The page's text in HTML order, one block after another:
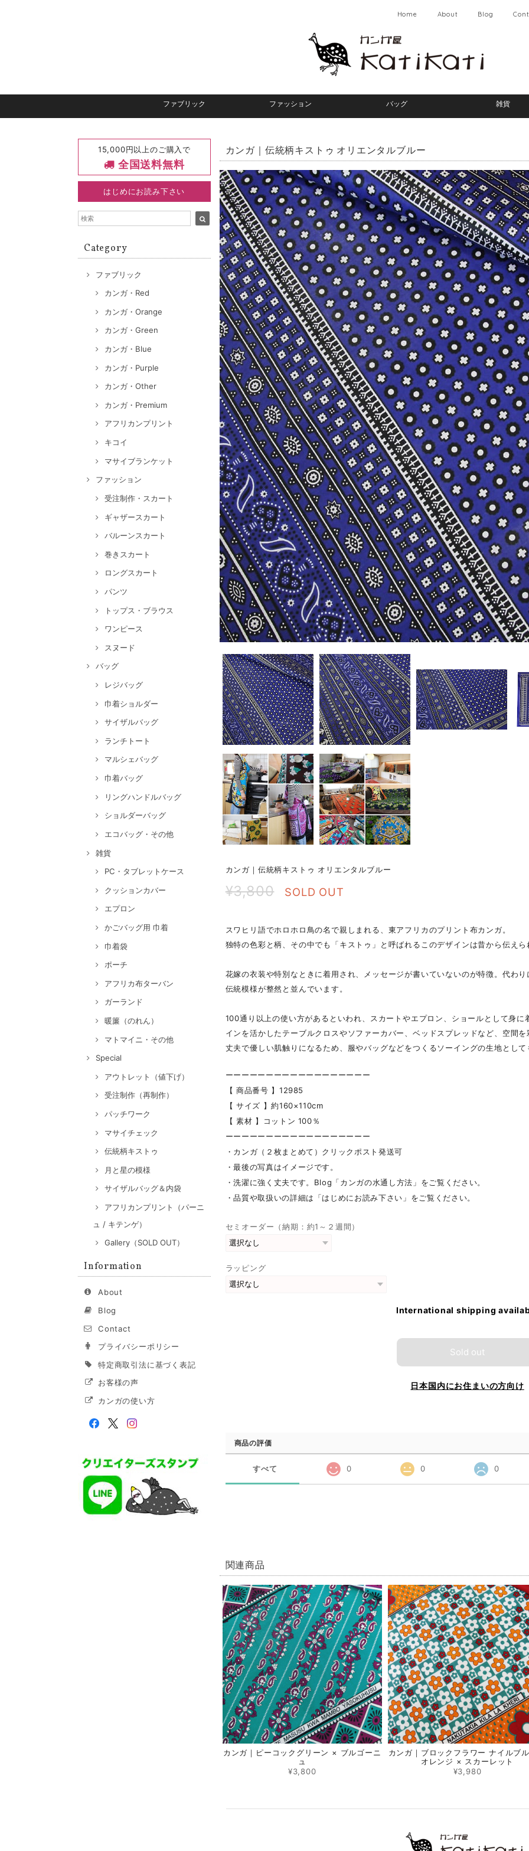
Home About Blog
ファブリック ファッション バッグ 雑貨
15,000円以上のご購入で
全国送料無料
はじめにお読み下さい
Category
ファブリック
カンガ・Red
カンガ・Orange
カンガ・Green
カンガ・Blue
カンガ・Purple
カンガ・Other
カンガ・Premium
アフリカンプリント
キコイ
マサイブランケット
ファッション
受注制作・スカート
ギャザースカート
バルーンスカート
巻きスカート
ロングスカート
パンツ
トップス・ブラウス
ワンピース
スヌード
バッグ
レジバッグ
巾着ショルダー
サイザルバッグ
ランチトート
マルシェバッグ
巾着バッグ
リングハンドルバッグ
ショルダーバッグ
エコバッグ・その他
雑貨
PC・タブレットケース
クッションカバー
エプロン
かごバッグ用 巾着
巾着袋
ポーチ
アフリカ布ターバン
ガーランド
暖簾（のれん）
マトマイニ・その他
Special
アウトレット（値下げ）
受注制作（再制作）
パッチワーク
マサイチェック
伝統柄キストゥ
月と星の模様
サイザルバッグ＆内袋
アフリカンプリント（パーニ
ュ / キテンゲ）
Gallery（SOLD OUT）
Information
About
Blog
Contact
プライバシーポリシー
特定商取引法に基づく表記
お客様の声
カンガの使い方
カンガ｜伝統柄キストゥ オリエンタルブルー
カンガ｜伝統柄キストゥ オリエンタルブルー
¥3,800 SOLD OUT
スワヒリ語でホロホロ鳥の名で親しまれる、東アフリカのプリント布カンガ。
独特の色彩と柄、その中でも「キストゥ」と呼ばれるこのデザインは昔から伝え
花嫁の衣装や特別なときに着用され、メッセージが書いていないのが特徴。代わ
伝統模様が整然と並んでいます。
100通り以上の使い方があるといわれ、スカートやエプロン、ショールとして身
インを活かしたテーブルクロスやソファーカバー、ベッドスプレッドなど、空間
丈夫で優しい肌触りになるため、服やバッグなどをつくるソーイングの生地とし
ーーーーーーーーーーーーーーーーーー
【 商品番号 】12985
【 サイズ 】約160×110cm
【 素材 】コットン 100％
ーーーーーーーーーーーーーーーーーー
・カンガ（２枚まとめて）クリックポスト発送可
・最後の写真はイメージです。
・洗濯に強く丈夫です。Blog「カンガの水通し方法」をご覧ください。
・品質や取扱いの詳細は「はじめにお読み下さい」をご覧ください。
セミオーダー（納期：約1～２週間）
ラッピング
International shipping
Sold out
日本国内にお住まいの方向け
商品の評価
すべて 0 0 0
関連商品
カンガ｜ピーコックグリーン × ブルゴーニ
ュ
¥3,800
カンガ｜ブロックフラワー ナイルブ
オレンジ × スカーレット
¥3,980